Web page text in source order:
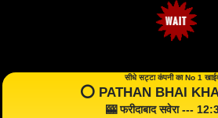
सीधे सट्टा कंपनी का No 1
⭕️ PATHAN BHAI
🎰 फरीदाबाद सवेरा ---